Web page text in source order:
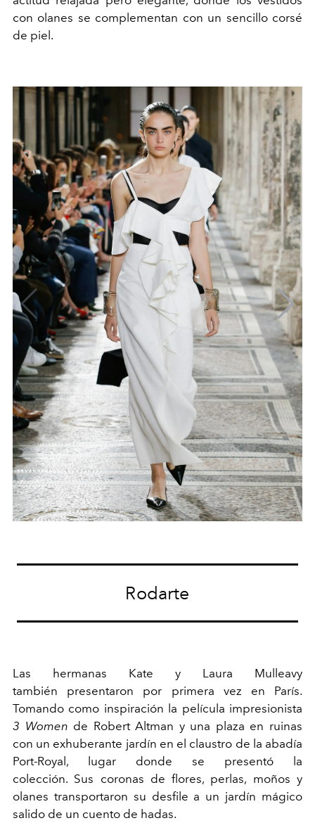
con olanes se complementan con un sencillo corsé
de piel.
Rodarte
Las hermanas Kate y Laura Mulleavy
también presentaron por primera vez en París.
Tomando como inspiración la película impresionista
3 Women de Robert Altman y una plaza en ruinas
con un exhuberante jardín en el claustro de la abadía
Port-Royal, lugar donde se presentó la
colección. Sus coronas de flores, perlas, moños y
olanes transportaron su desfile a un jardín mágico
salido de un cuento de hadas.